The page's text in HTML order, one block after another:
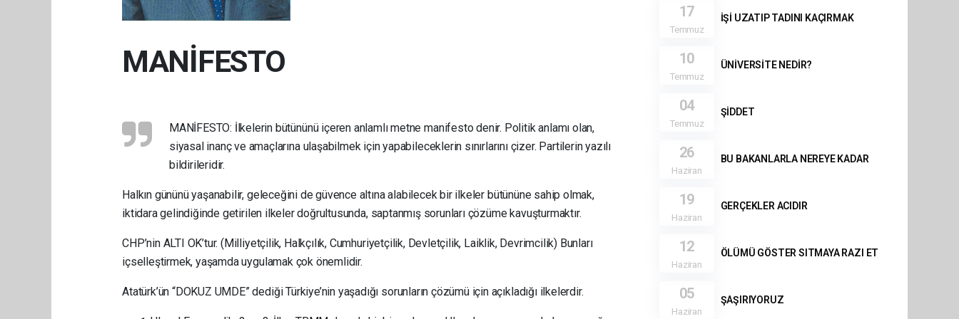
MANİFESTO
MANİFESTO: İlkelerin bütününü içeren anlamlı metne manifesto denir. Politik anlamı olan,
siyasal inanç ve amaçlarına ulaşabilmek için yapabileceklerin sınırlarını çizer. Partilerin yazılı
bildirileridir.
Halkın gününü yaşanabilir, geleceğini de güvence altına alabilecek bir ilkeler bütününe sahip olmak,
iktidara gelindiğinde getirilen ilkeler doğrultusunda, saptanmış sorunları çözüme kavuşturmaktır.
CHP’nin ALTI OK’tur. (Milliyetçilik, Halkçılık, Cumhuriyetçilik, Devletçilik, Laiklik, Devrimcilik) Bunları
içselleştirmek, yaşamda uygulamak çok önemlidir.
Atatürk’ün “DOKUZ UMDE” dediği Türkiye’nin yaşadığı sorunların çözümü için açıkladığı ilkelerdir.
17
Temmuz
İŞİ UZATIP TADINI KAÇIRMAK
10
Temmuz
ÜNİVERSİTE NEDİR?
04
Temmuz
ŞİDDET
26
Haziran
BU BAKANLARLA NEREYE KADAR
19
Haziran
GERÇEKLER ACIDIR
12
Haziran
ÖLÜMÜ GÖSTER SITMAYA RAZI ET
05
Haziran
ŞAŞIRIYORUZ